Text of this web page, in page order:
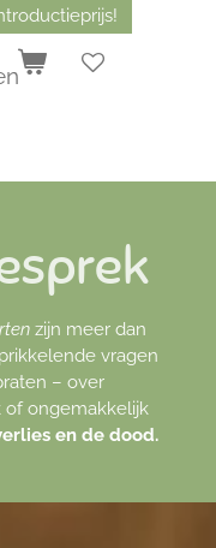
zijn meer dan
vragen
– over
of ongemakkelijk
en de dood.